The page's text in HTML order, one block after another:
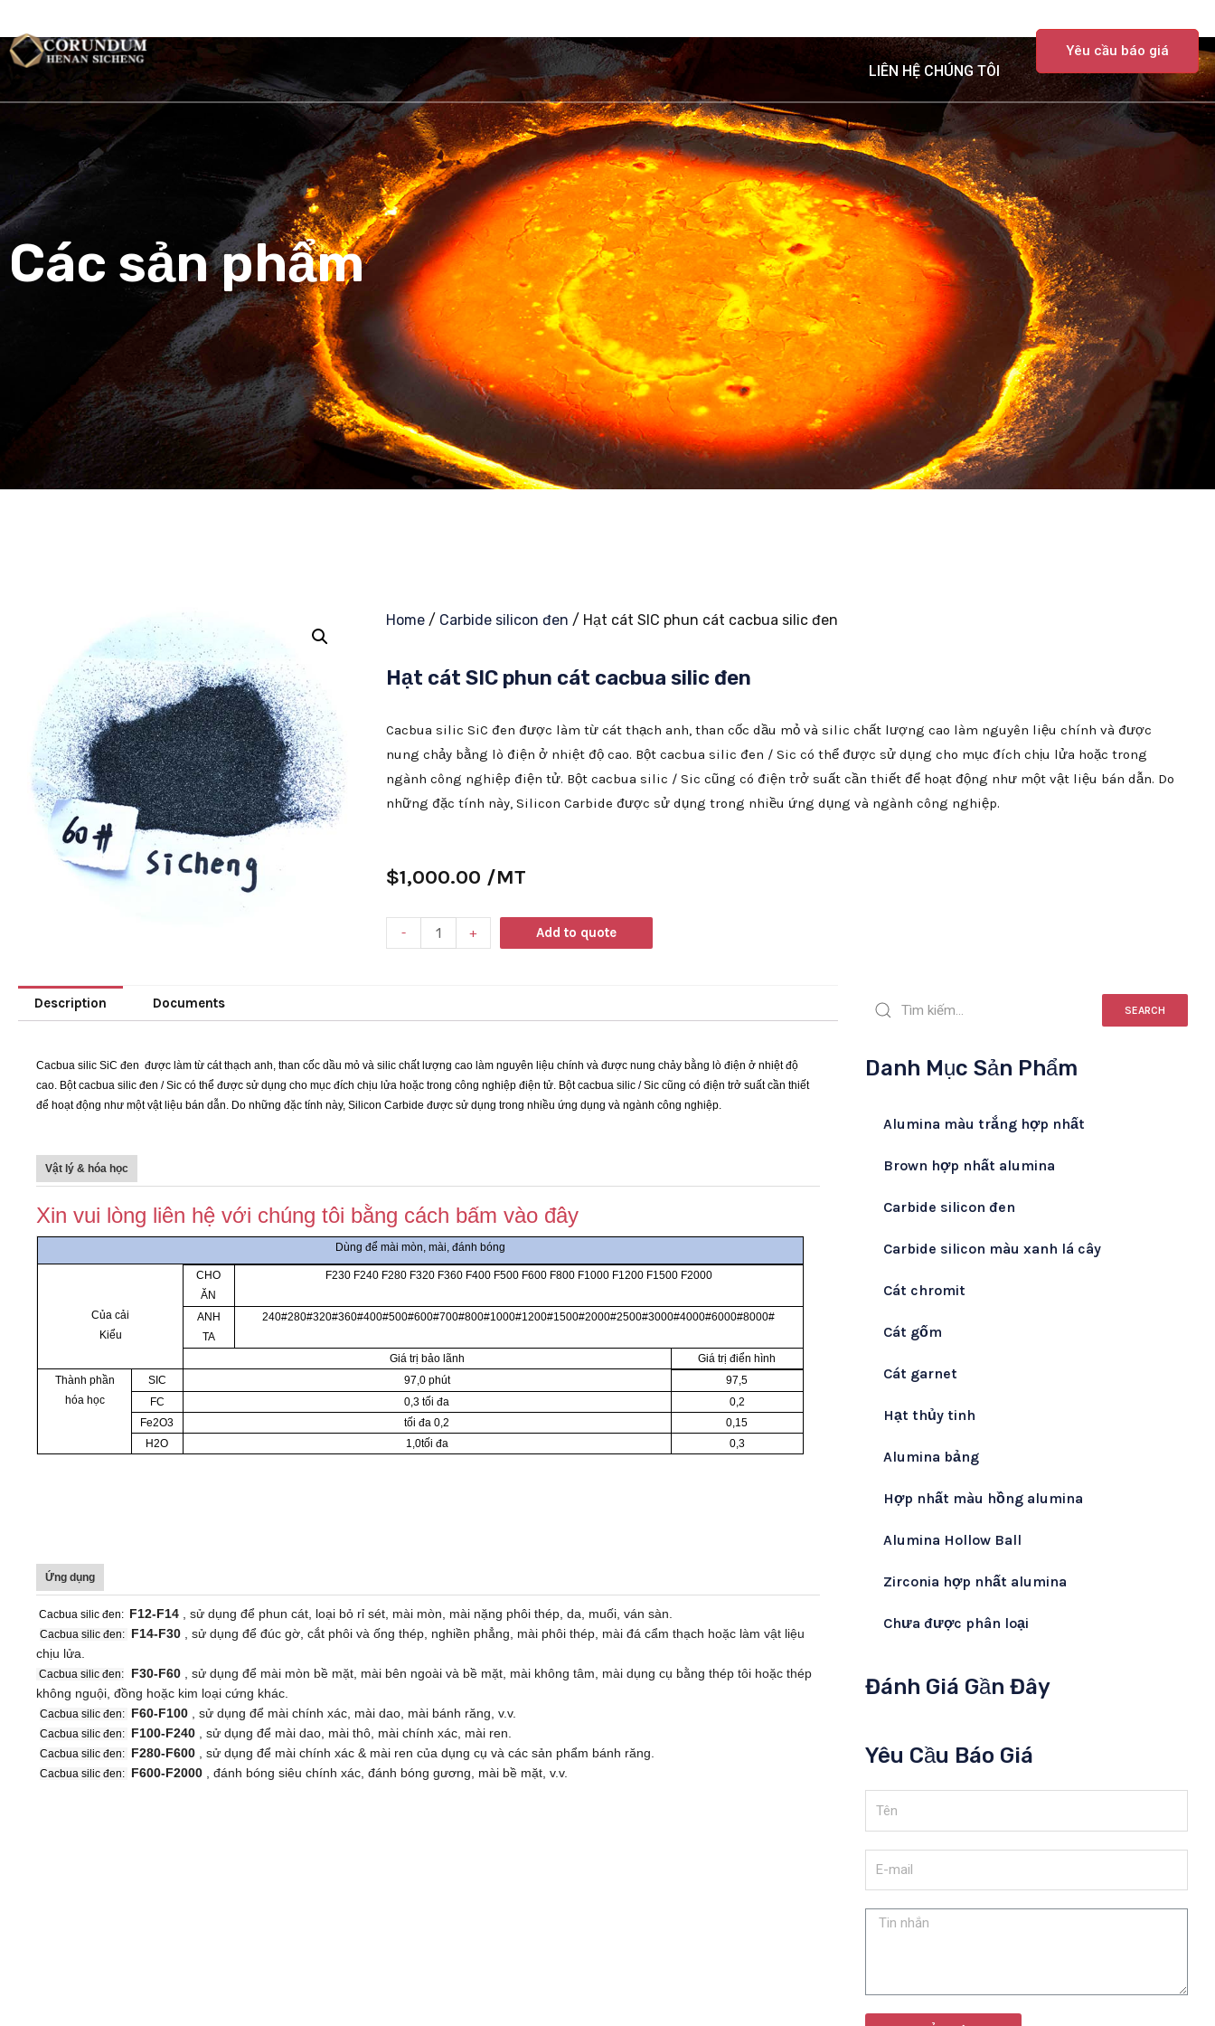
LIÊN HỆ CHÚNG TÔI
Yêu cầu báo giá
Các sản phẩm
Home / Carbide silicon đen / Hạt cát SIC phun cát cacbua silic đen
Hạt cát SIC phun cát cacbua silic đen
Cacbua silic SiC đen được làm từ cát thạch anh, than cốc dầu mỏ và silic chất lượng cao làm nguyên liệu chính và được
nung chảy bằng lò điện ở nhiệt độ cao. Bột cacbua silic đen / Sic có thể được sử dụng cho mục đích chịu lửa hoặc trong
ngành công nghiệp điện tử. Bột cacbua silic / Sic cũng có điện trở suất cần thiết để hoạt động như một vật liệu bán dẫn. Do
những đặc tính này, Silicon Carbide được sử dụng trong nhiều ứng dụng và ngành công nghiệp.
$1,000.00 /MT
- + Add to quote
Description Documents
Cacbua silic SiC đen được làm từ cát thạch anh, than cốc dầu mỏ và silic chất lượng cao làm nguyên liệu chính và được nung chảy bằng lò điện ở nhiệt độ
cao. Bột cacbua silic đen / Sic có thể được sử dụng cho mục đích chịu lửa hoặc trong công nghiệp điện tử. Bột cacbua silic / Sic cũng có điện trở suất cần thiết
để hoạt động như một vật liệu bán dẫn. Do những đặc tính này, Silicon Carbide được sử dụng trong nhiều ứng dụng và ngành công nghiệp.
Vật lý & hóa học
Xin vui lòng liên hệ với chúng tôi bằng cách bấm vào đây
Dùng để mài mòn, mài, đánh bóng
Của cải
Kiểu
CHO
ĂN
F230 F240 F280 F320 F360 F400 F500 F600 F800 F1000 F1200 F1500 F2000
ANH
TA
240#280#320#360#400#500#600#700#800#1000#1200#1500#2000#2500#3000#4000#6000#8000#
Giá trị bảo lãnh
Giá trị điển hình
Thành phần
hóa học
SIC 97,0 phút
97,5
FC
0,3 tối đa
0,2
Fe2O3
tối đa 0,2
0,15
H2O
1,0tối đa 0,3
Ứng dụng
Cacbua silic đen: F12-F14 , sử dụng để phun cát, loại bỏ rỉ sét, mài mòn, mài nặng phôi thép, da, muối, ván sàn.
Cacbua silic đen: F14-F30 , sử dụng để đúc gờ, cắt phôi và ống thép, nghiền phẳng, mài phôi thép, mài đá cẩm thạch hoặc làm vật liệu
chịu lửa.
Cacbua silic đen: F30-F60 , sử dụng để mài mòn bề mặt, mài bên ngoài và bề mặt, mài không tâm, mài dụng cụ bằng thép tôi hoặc thép
không nguội, đồng hoặc kim loại cứng khác.
Cacbua silic đen: F60-F100 , sử dụng để mài chính xác, mài dao, mài bánh răng, v.v.
Cacbua silic đen: F100-F240 , sử dụng để mài dao, mài thô, mài chính xác, mài ren.
Cacbua silic đen: F280-F600 , sử dụng để mài chính xác & mài ren của dụng cụ và các sản phẩm bánh răng.
Cacbua silic đen: F600-F2000 , đánh bóng siêu chính xác, đánh bóng gương, mài bề mặt, v.v.
SEARCH
Danh Mục Sản Phẩm
Alumina màu trắng hợp nhất
Brown hợp nhất alumina
Carbide silicon đen
Carbide silicon màu xanh lá cây
Cát chromit
Cát gốm
Cát garnet
Hạt thủy tinh
Alumina bảng
Hợp nhất màu hồng alumina
Alumina Hollow Ball
Zirconia hợp nhất alumina
Chưa được phân loại
Đánh Giá Gần Đây
Yêu Cầu Báo Giá